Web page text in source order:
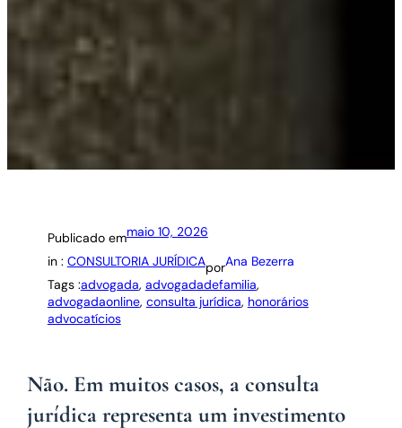
Publicado emmaio 10, 2026
in : CONSULTORIA JURÍDICAporAna Bezerra
Tags :advogada, advogadadefamilia
advogadaonline, consulta jurídica, honorários
advocatícios
Não. Em muitos casos, a consulta
jurídica representa um investimento